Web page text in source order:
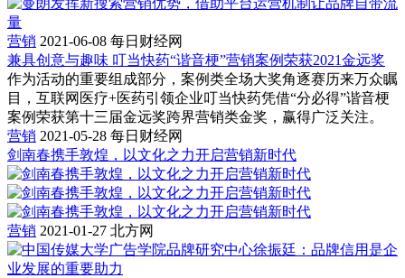
营销 2021-06-08 每日财经网
兼具创意与趣味 叮当快药“谐音梗”营销案例荣获2021金远奖
作为活动的重要组成部分，案例类全场大奖角逐赛历来万众瞩
目，互联网医疗+医药引领企业叮当快药凭借“分必得”谐音梗
案例荣获第十三届金远奖跨界营销类金奖，赢得广泛关注。
营销 2021-05-28 每日财经网
剑南春携手敦煌，以文化之力开启营销新时代
营销 2021-01-27 北方网